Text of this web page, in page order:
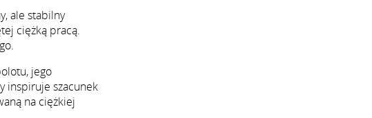
ale stabilny
ciężką pracą.
jego
inspiruje szacunek
na ciężkiej